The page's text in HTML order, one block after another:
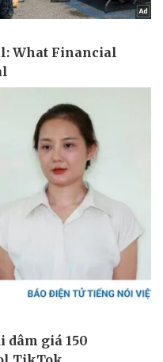
Công nghệ
Sành điệu
Tin Công nghệ
Trải nghiệm
Chuyển đổi số